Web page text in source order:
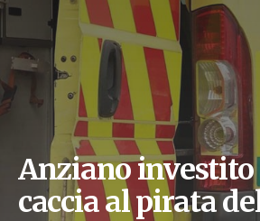
Anziano investito
caccia al pirata